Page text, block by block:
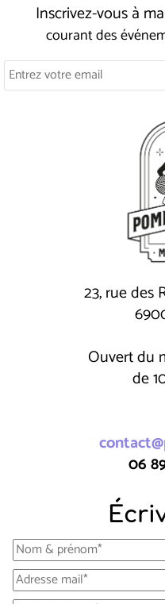
Inscrivez-vous à ma
courant des
23, rue des
Ouvert du
de
06